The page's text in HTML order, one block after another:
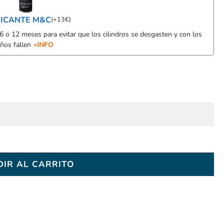
M&C(+13€)
o 12 meses para evitar que los cilindros se desgasten y con los
fallen +INFO
AL CARRITO